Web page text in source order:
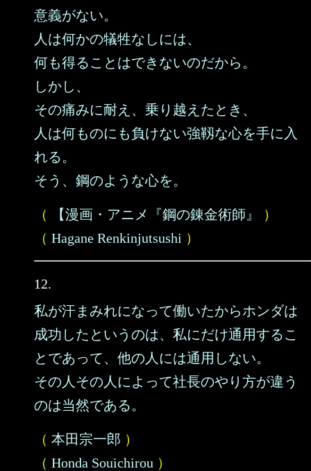
意義がない。
人は何かの犠牲なしには、
何も得ることはできないのだから。
しかし、
その痛みに耐え、乗り越えたとき、
人は何ものにも負けない強靱な心を手に入
れる。
そう、鋼のような心を。
（ 【漫画・アニメ『鋼の錬金術師』
）
（ Hagane Renkinjutsushi ）
12.
私が汗まみれになって働いたからホンダは
成功したというのは、私にだけ通用するこ
とであって、他の人には通用しない。
その人その人によって社長のやり方が違う
のは当然である。
（ 本田宗一郎 ）
（ Honda Souichirou ）